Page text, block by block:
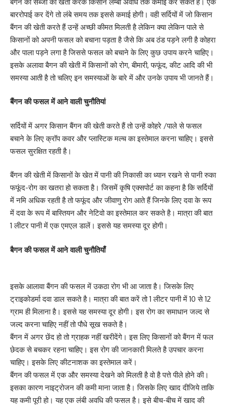
बाररोपाई कर देंगे तो लंबे समय तक इससे कमाई होगी। वही सर्दियों में जो किसान
बैंगन की खेती करते हैं उन्हें अच्छी कीमत मिलती है लेकिन क्या लेकिन पाले से
किसानों को अपनी फसल को बचाना पड़ता है जैसे कि अब ठंड पड़ने लगी है कोहरा
और पाला पड़ने लगा है जिससे फसल को बचाने के लिए कुछ उपाय करने चाहिए।
इसके अलावा बैगन की खेती में किसानों को रोग, बीमारी, फफूंद, कीट आदि की भी
समस्या आती है तो चलिए इन समस्याओं के बारे में और उनके उपाय भी जानते हैं।
बैंगन की फसल में आने वाली चुनौतियां
सर्दियों में अगर किसान बैंगन की खेती करते हैं तो उन्हें कोहरे /पाले से फसल
बचाने के लिए क्रॉप कवर और प्लास्टिक मल्च का इस्तेमाल करना चाहिए। इससे
फसल सुरक्षित रहती है।
बैंगन की खेती में किसानों के खेत में पानी की निकासी का ध्यान रखने से पानी रुका
फफूंद-रोग का खतरा हो सकता है। जिसमें कृषि एक्सपोर्ट का कहना है कि सर्दियों
में नमि अधिक रहती है तो फफूंद और जीवाणु रोग आते हैं जिनके लिए दवा के रूप
में दवा के रूप में बास्तियन और नेटिवो का इस्तेमाल कर सकते है। मात्रा की बात
1 लीटर पानी में एक एमएल डालें। इससे यह समस्या दूर होगी।
बैगन की फसल में आने वाली चुनौतियाँ
इसके आलावा बैंगन की फसल में उकठा रोग भी आ जाता है। जिसके लिए
ट्राइकोडर्मा दवा डाल सकते है। मात्रा की बात करें तो 1 लीटर पानी में 10 से 12
ग्राम ही मिलाना है। इससे यह समस्या दूर होगी। इस रोग का समाधान जल्द से
जल्द करना चाहिए नहीं तो पौधे सूख सकते है।
बैंगन में अगर छेंद हो तो ग्राहक नहीं खरीदेंगे। इस लिए किसानों को बैंगन में फल
छेदक से बचकर रहना चाहिए। इस रोग की जानकारी मिलते है उपचार करना
चाहिए। इसके लिए कीटनाशक का इस्तेमाल करें।
बैंगन की फसल में एक और समस्या देखने को मिलती है वो है पत्ते पीले होने की।
इसका कारण नाइट्रोजन की कमी माना जाता है। जिसके लिए खाद दीजिये ताकि
यह कमी पूरी हो। यह एक लंबी अवधि की फसल है। इसे बीच-बीच में खाद की